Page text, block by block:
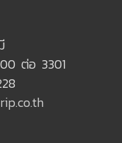
ต่อ 3301